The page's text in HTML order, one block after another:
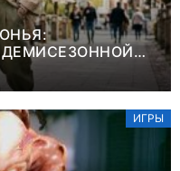
ПЛАЩА
ИГРЫ